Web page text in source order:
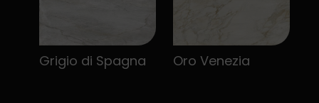
Grigio di Spagna Oro Venezia